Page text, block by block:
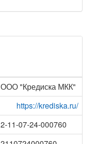
ООО "Кредиска МКК"
https://krediska.ru/
2-11-07-24-000760